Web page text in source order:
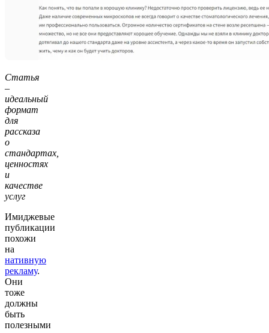
Статья
–
идеальный
формат
для
рассказа
о
стандартах,
ценностях
и
качестве
услуг
Имиджевые
публикации
похожи
на
нативную
рекламу.
Они
тоже
должны
быть
полезными